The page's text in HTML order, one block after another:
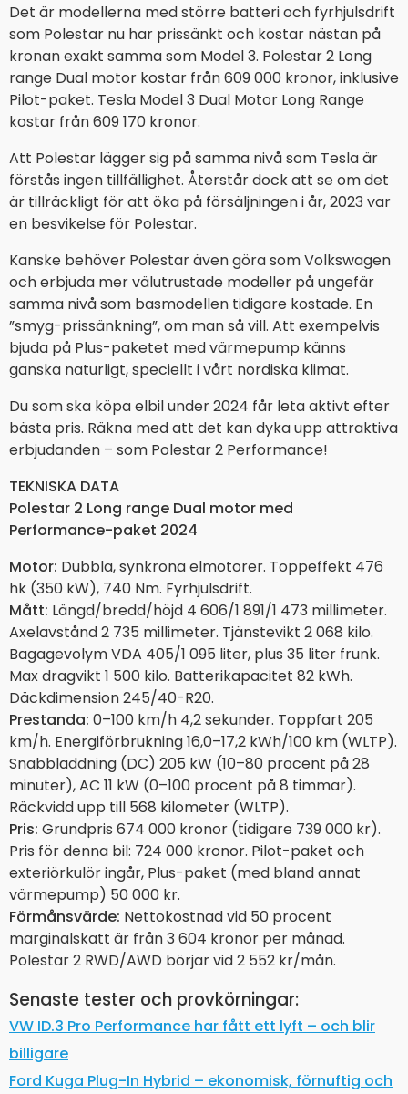
Det är modellerna med större batteri och fyrhjulsdrift
som Polestar nu har prissänkt och kostar nästan på
kronan exakt samma som Model 3. Polestar 2 Long
range Dual motor kostar från 609 000 kronor, inklusive
Pilot-paket. Tesla Model 3 Dual Motor Long Range
kostar från 609 170 kronor.
Att Polestar lägger sig på samma nivå som Tesla är
förstås ingen tillfällighet. Återstår dock att se om det
är tillräckligt för att öka på försäljningen i år, 2023 var
en besvikelse för Polestar.
Kanske behöver Polestar även göra som Volkswagen
och erbjuda mer välutrustade modeller på ungefär
samma nivå som basmodellen tidigare kostade. En
”smyg-prissänkning”, om man så vill. Att exempelvis
bjuda på Plus-paketet med värmepump känns
ganska naturligt, speciellt i vårt nordiska klimat.
Du som ska köpa elbil under 2024 får leta aktivt efter
bästa pris. Räkna med att det kan dyka upp attraktiva
erbjudanden – som Polestar 2 Performance!
TEKNISKA DATA
Polestar 2 Long range Dual motor med
Performance-paket 2024
Motor: Dubbla, synkrona elmotorer. Toppeffekt 476
hk (350 kW), 740 Nm. Fyrhjulsdrift.
Mått: Längd/bredd/höjd 4 606/1 891/1 473 millimeter.
Axelavstånd 2 735 millimeter. Tjänstevikt 2 068 kilo.
Bagagevolym VDA 405/1 095 liter, plus 35 liter frunk.
Max dragvikt 1 500 kilo. Batterikapacitet 82 kWh.
Däckdimension 245/40-R20.
Prestanda: 0–100 km/h 4,2 sekunder. Toppfart 205
km/h. Energiförbrukning 16,0–17,2 kWh/100 km (WLTP).
Snabbladdning (DC) 205 kW (10–80 procent på 28
minuter), AC 11 kW (0–100 procent på 8 timmar).
Räckvidd upp till 568 kilometer (WLTP).
Pris: Grundpris 674 000 kronor (tidigare 739 000 kr).
Pris för denna bil: 724 000 kronor. Pilot-paket och
exteriörkulör ingår, Plus-paket (med bland annat
värmepump) 50 000 kr.
Förmånsvärde: Nettokostnad vid 50 procent
marginalskatt är från 3 604 kronor per månad.
Polestar 2 RWD/AWD börjar vid 2 552 kr/mån.
Senaste tester och provkörningar:
VW ID.3 Pro Performance har fått ett lyft – och blir
billigare
Ford Kuga Plug-In Hybrid – ekonomisk, förnuftig och